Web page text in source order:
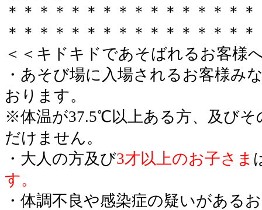
＊＊＊＊＊＊＊＊＊＊＊＊＊＊＊
＊＊＊＊＊＊＊＊＊＊＊＊＊＊＊＊
＜＜キドキドであそばれるお客様
・あそび場に入場されるお客様み
おります。
※体温が37.5℃以上ある方、及びそ
だけません。
・大人の方及び3才以上のお子さま
す。
・体調不良や感染症の疑いがある